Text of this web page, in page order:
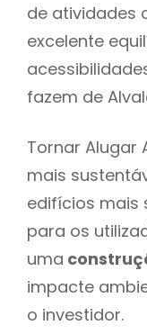
de atividades
excelente
fazem de
Tornar Alugar
mais
edifícios mais
para os
uma
impacte
o investidor.